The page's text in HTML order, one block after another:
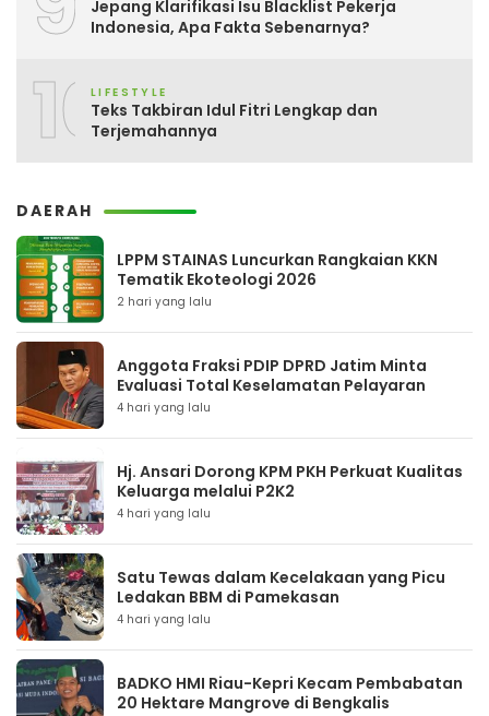
Jepang Klarifikasi Isu Blacklist Pekerja
Indonesia, Apa Fakta Sebenarnya?
10LIFESTYLE
Teks Takbiran Idul Fitri Lengkap dan
Terjemahannya
DAERAH
LPPM STAINAS Luncurkan Rangkaian KKN
Tematik Ekoteologi 2026
2 hari yang lalu
Anggota Fraksi PDIP DPRD Jatim Minta
Evaluasi Total Keselamatan Pelayaran
4 hari yang lalu
Hj. Ansari Dorong KPM PKH Perkuat Kualitas
Keluarga melalui P2K2
4 hari yang lalu
Satu Tewas dalam Kecelakaan yang Picu
Ledakan BBM di Pamekasan
4 hari yang lalu
BADKO HMI Riau-Kepri Kecam Pembabatan
20 Hektare Mangrove di Bengkalis